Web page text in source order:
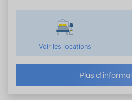
Voir les locations
Plus